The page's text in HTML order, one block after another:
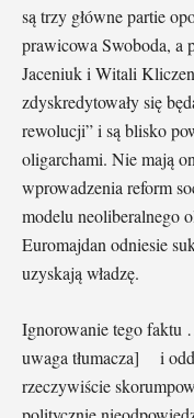
są trzy główne partie
prawicowa Swoboda, a
Jaceniuk i Witali
zdyskredytowały się
rewolucji” i są blisko
oligarchami. Nie mają
wprowadzenia reform
modelu neoliberalnego
Euromajdan odniesie
uzyskają władzę.
Ignorowanie tego faktu
uwaga tłumacza] i
rzeczywiście